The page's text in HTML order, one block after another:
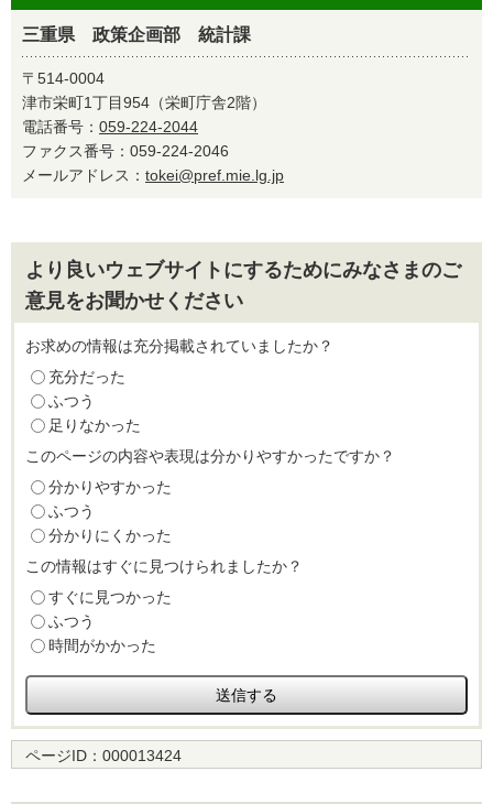
三重県 政策企画部 統計課
〒514-0004
津市栄町1丁目954（栄町庁舎2階）
電話番号： 059-224-2044
ファクス番号：059-224-2046
メールアドレス： tokei@pref.mie.lg.jp
より良いウェブサイトにするためにみなさまのご
意見をお聞かせください
お求めの情報は充分掲載されていましたか？
充分だった
ふつう
足りなかった
このページの内容や表現は分かりやすかったですか？
分かりやすかった
ふつう
分かりにくかった
この情報はすぐに見つけられましたか？
すぐに見つかった
ふつう
時間がかかった
ページID： 000013424